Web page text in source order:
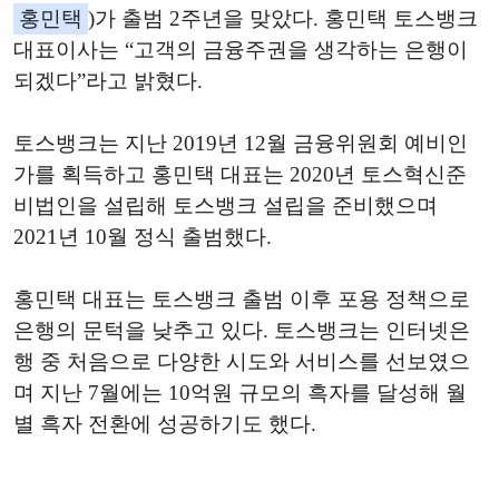
홍민택 )가 출범 2주년을 맞았다. 홍민택 토스뱅크
대표이사는 “고객의 금융주권을 생각하는 은행이
되겠다”라고 밝혔다.
토스뱅크는 지난 2019년 12월 금융위원회 예비인
가를 획득하고 홍민택 대표는 2020년 토스혁신준
비법인을 설립해 토스뱅크 설립을 준비했으며
2021년 10월 정식 출범했다.
홍민택 대표는 토스뱅크 출범 이후 포용 정책으로
은행의 문턱을 낮추고 있다. 토스뱅크는 인터넷은
행 중 처음으로 다양한 시도와 서비스를 선보였으
며 지난 7월에는 10억원 규모의 흑자를 달성해 월
별 흑자 전환에 성공하기도 했다.